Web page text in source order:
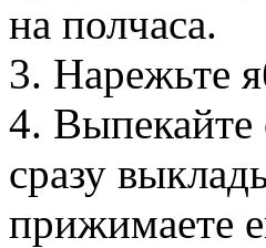
на полчаса.
3. Нарежьте
4. Выпекайте
сразу
прижимаете